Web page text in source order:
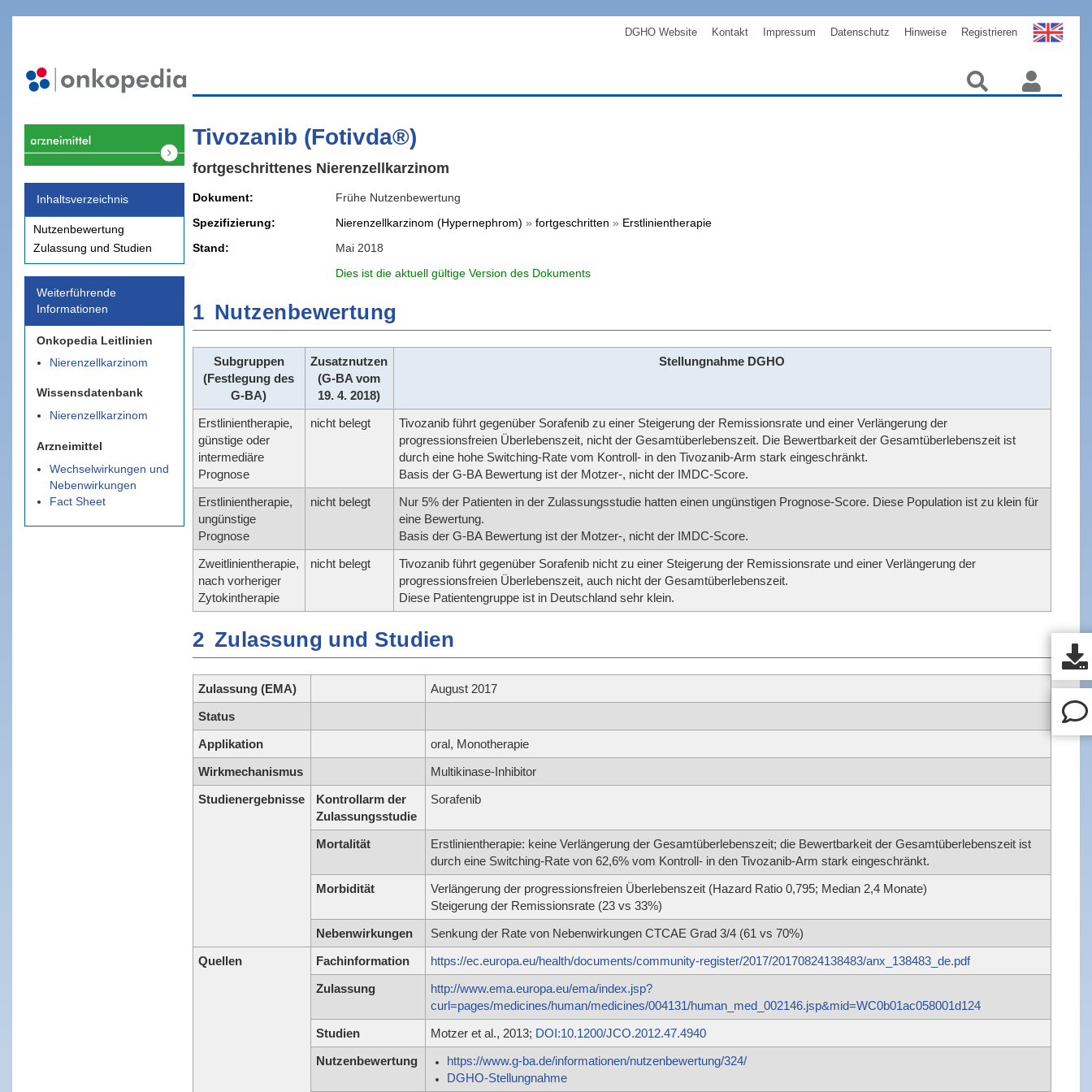
DGHO Website Kontakt Impressum Datenschutz Hinweise Registrieren
Inhaltsverzeichnis
Nutzenbewertung
Zulassung und Studien
Weiterführende
Informationen
Onkopedia Leitlinien
Nierenzellkarzinom
Wissensdatenbank
Nierenzellkarzinom
Arzneimittel
Wechselwirkungen und
Nebenwirkungen
Fact Sheet
Tivozanib (Fotivda®)
fortgeschrittenes Nierenzellkarzinom
Dokument
Frühe Nutzenbewertung
Spezifizierung
Nierenzellkarzinom (Hypernephrom) » fortgeschritten » Erstlinientherapie
Stand
Mai 2018
Dies ist die aktuell gültige Version des Dokuments
1 Nutzenbewertung
Subgruppen
(Festlegung des
G-BA)
Zusatznutzen
(G-BA vom
19. 4. 2018)
Stellungnahme DGHO
Erstlinientherapie,
günstige oder
intermediäre
Prognose
nicht belegt
Tivozanib führt gegenüber Sorafenib zu einer Steigerung der Remissionsrate und einer Verlängerung der
progressionsfreien Überlebenszeit, nicht der Gesamtüberlebenszeit. Die Bewertbarkeit der Gesamtüberlebenszeit ist
durch eine hohe Switching-Rate vom Kontroll- in den Tivozanib-Arm stark eingeschränkt.
Basis der G-BA Bewertung ist der Motzer-, nicht der IMDC-Score.
Erstlinientherapie,
ungünstige
Prognose
nicht belegt
Nur 5% der Patienten in der Zulassungsstudie hatten einen ungünstigen Prognose-Score. Diese Population ist zu klein für
eine Bewertung.
Basis der G-BA Bewertung ist der Motzer-, nicht der IMDC-Score.
Zweitlinientherapie,
nach vorheriger
Zytokintherapie
nicht belegt
Tivozanib führt gegenüber Sorafenib nicht zu einer Steigerung der Remissionsrate und einer Verlängerung der
progressionsfreien Überlebenszeit, auch nicht der Gesamtüberlebenszeit.
Diese Patientengruppe ist in Deutschland sehr klein.
2 Zulassung und Studien
Zulassung (EMA)
August 2017
Status
Applikation
oral, Monotherapie
Wirkmechanismus
Multikinase-Inhibitor
Studienergebnisse
Kontrollarm der
Zulassungsstudie
Sorafenib
Mortalität
Erstlinientherapie: keine Verlängerung der Gesamtüberlebenszeit; die Bewertbarkeit der Gesamtüberlebenszeit ist
durch eine Switching-Rate von 62,6% vom Kontroll- in den Tivozanib-Arm stark eingeschränkt.
Morbidität
Verlängerung der progressionsfreien Überlebenszeit (Hazard Ratio 0,795; Median 2,4 Monate)
Steigerung der Remissionsrate (23 vs 33%)
Nebenwirkungen
Senkung der Rate von Nebenwirkungen CTCAE Grad 3/4 (61 vs 70%)
Quellen
Fachinformation
https://ec.europa.eu/health/documents/community-register/2017/20170824138483/anx_138483_de.pdf
Zulassung
http://www.ema.europa.eu/ema/index.jsp?
curl=pages/medicines/human/medicines/004131/human_med_002146.jsp&mid=WC0b01ac058001d124
Studien
Motzer et al., 2013; DOI:10.1200/JCO.2012.47.4940
Nutzenbewertung
https://www.g-ba.de/informationen/nutzenbewertung/324/
DGHO-Stellungnahme